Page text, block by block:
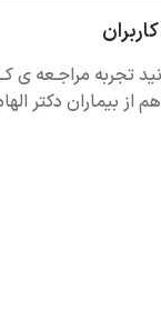
تجربه مراجـعه ی
از بیماران دکتر